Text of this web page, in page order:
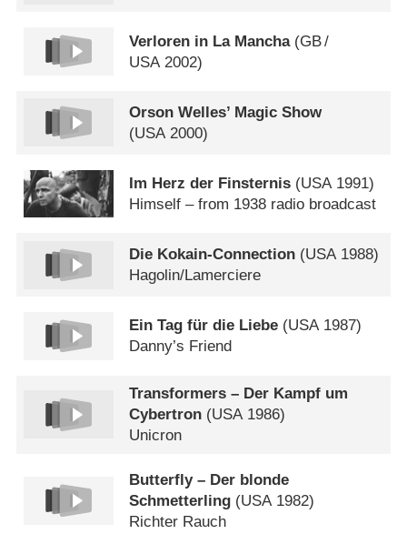
Verloren in La Mancha(GB/
USA 2002)
Orson Welles’ Magic Show
(USA 2000)
Im Herz der Finsternis (USA1991)
Himself – from 1938 radio broadcast
Die Kokain-Connection (USA1988)
Hagolin/​Lamerciere
Ein Tag für die Liebe (USA1987)
Danny’s Friend
Transformers – Der Kampf um
Cybertron (USA1986)
Unicron
Butterfly – Der blonde
Schmetterling (USA 1982)
Richter Rauch